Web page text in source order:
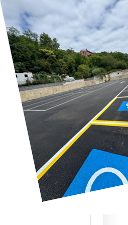
Elgoibar y
Abaltzisketa:
nuevos puntos de
servicios para ACs
Durante este mes de
Julio, estrenamos dos
nuevas ubicaciones…